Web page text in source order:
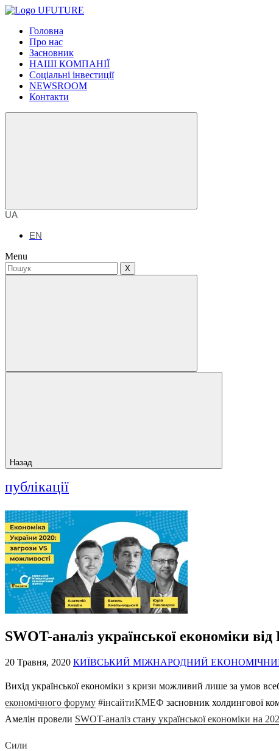
Головна
Про нас
Засновник
НАШІ КОМПАНІЇ
Соціальні інвестиції
NEWSROOM
Контакти
UA
EN
Menu
X
Назад
публікації
SWOT-аналіз української економіки
20 Травня, 2020 КИЇВСЬКИЙ МІЖНАРОДНИЙ
Вихід української економіки з кризи можливий лише за умов
економічного форуму #інсайтиКМЕФ засновник холдингової
Амелін провели SWOT-аналіз стану української економіки на
Сили